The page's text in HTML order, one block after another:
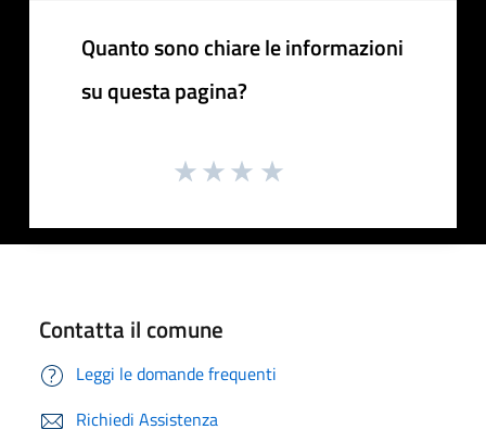
Quanto sono chiare le informazioni
su questa pagina?
Contatta il comune
Leggi le domande frequenti
Richiedi Assistenza